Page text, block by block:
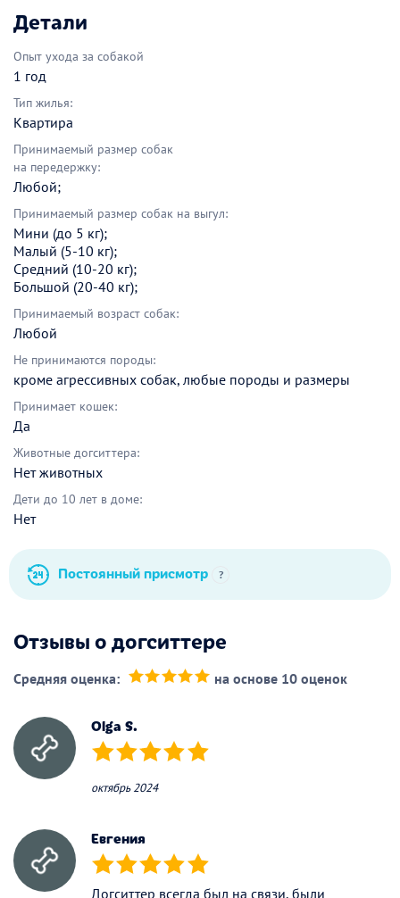
Детали
Опыт ухода за собакой
1 год
Тип жилья:
Квартира
Принимаемый размер собак
на передержку:
Любой;
Принимаемый размер собак на выгул:
Мини (до 5 кг);
Малый (5-10 кг);
Средний (10-20 кг);
Большой (20-40 кг);
Принимаемый возраст собак:
Любой
Не принимаются породы:
кроме агрессивных собак, любые породы и размеры
Принимает кошек:
Да
Животные догситтера:
Нет животных
Дети до 10 лет в доме:
Нет
Постоянный присмотр ?
Отзывы о догситтере
Средняя оценка: на основе 10 оценок
Olga S.
(*) (*) (*) (*) (*)
октябрь 2024
Евгения
(*) (*) (*) (*) (*)
Догситтер всегда был на связи, были